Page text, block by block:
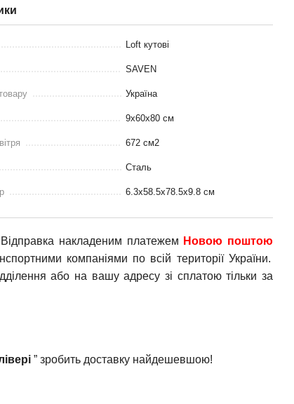
Loft кутові
SAVEN
Україна
9х60х80 см
672 см2
Сталь
6.3x58.5x78.5x9.8 см
Відправка накладеним платежем Новою поштою
компаніями по всій території України.
або на вашу адресу зі сплатою тільки за
” зробить доставку найдешевшою!